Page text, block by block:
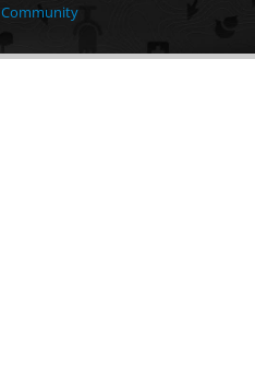
Community